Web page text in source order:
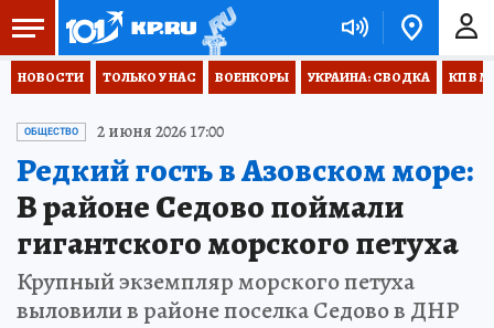
НОВОСТИ ТОЛЬКО У НАС ВОЕНКОРЫ УКРАИНА: СВОДКА КП В
ОБЩЕСТВО 2 июня 2026 17:00
Редкий гость в Азовском море:
В районе Седово поймали
гигантского морского петуха
Крупный экземпляр морского петуха
выловили в районе поселка Седово в ДНР